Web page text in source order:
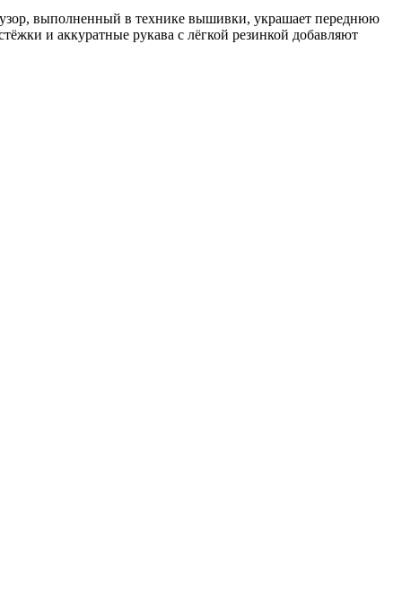
выполненный в технике вышивки, украшает переднюю
и аккуратные рукава с лёгкой резинкой добавляют